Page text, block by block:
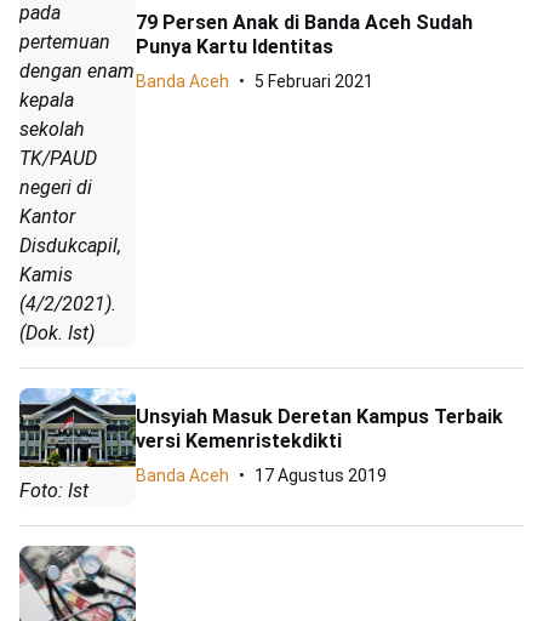
pada
pertemuan
dengan enam
kepala
sekolah
TK/PAUD
negeri di
Kantor
Disdukcapil,
Kamis
(4/2/2021).
(Dok. Ist)
79 Persen Anak di Banda Aceh Sudah
Punya Kartu Identitas
Banda Aceh 5 Februari 2021
Foto: Ist
Unsyiah Masuk Deretan Kampus Terbaik
versi Kemenristekdikti
Banda Aceh 17 Agustus 2019